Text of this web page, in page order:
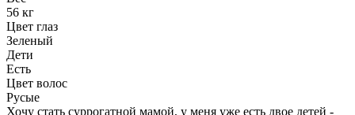
56 кг
Цвет глаз
Зеленый
Дети
Есть
Цвет волос
Русые
Хочу стать суррогатной мамой, у меня уже есть двое детей -